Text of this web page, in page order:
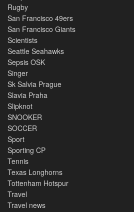
Rugby
San Francisco 49ers
San Francisco Giants
Scientists
Seattle Seahawks
Sepsis OSK
Singer
Sk Salvia Prague
Slavia Praha
Slipknot
SNOOKER
SOCCER
Sport
Sporting CP
Tennis
Texas Longhorns
Tottenham Hotspur
Travel
Travel news